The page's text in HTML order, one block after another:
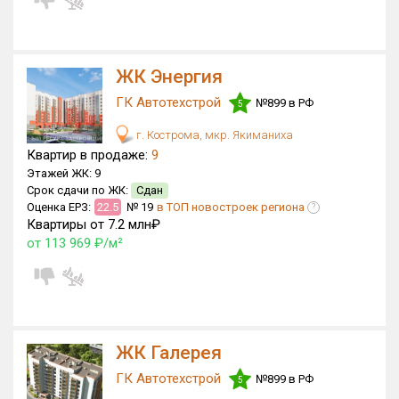
ЖК Энергия
ГК Автотехстрой 5 №899 в РФ
г. Кострома, мкр. Якиманиха
Квартир в продаже: 9
Этажей ЖК: 9
Срок сдачи по ЖК: Сдан
Оценка ЕРЗ: 22.5 № 19 в ТОП новостроек региона ?
Квартиры от 7.2 млн₽
от 113 969 ₽/м²
ЖК Галерея
ГК Автотехстрой 5 №899 в РФ